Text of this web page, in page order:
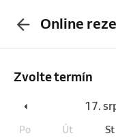
Online
Zvolte termín
17.
Po Út St